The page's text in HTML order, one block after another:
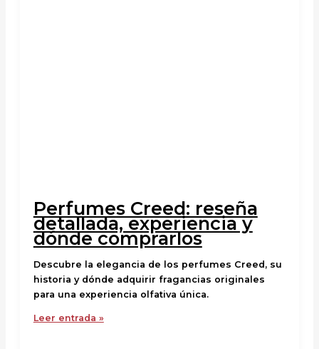
Perfumes Creed: reseña
detallada, experiencia y
dónde comprarlos
Descubre la elegancia de los perfumes Creed, su
historia y dónde adquirir fragancias originales
para una experiencia olfativa única.
Leer entrada »